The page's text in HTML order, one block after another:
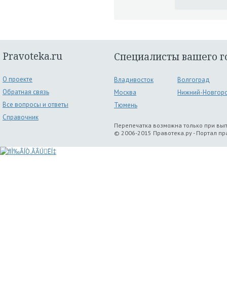
Pravoteka.ru
О проекте
Обратная связь
Все вопросы и ответы
Справочник
Специалисты вашего
Владивосток
Волгоград
Москва
Нижний-
Тюмень
Перепечатка возможна только при
© 2006-2015 Правотека.ру - Портал